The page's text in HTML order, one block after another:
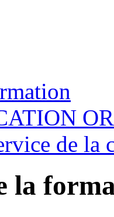
de la
la